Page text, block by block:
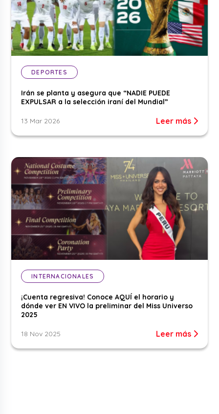
DEPORTES
Irán se planta y asegura que “NADIE PUEDE
EXPULSAR a la selección iraní del Mundial”
13 Mar 2026 Leer más
INTERNACIONALES
¡Cuenta regresiva! Conoce AQUÍ el horario y
dónde ver EN VIVO la preliminar del Miss Universo
2025
18 Nov 2025 Leer más